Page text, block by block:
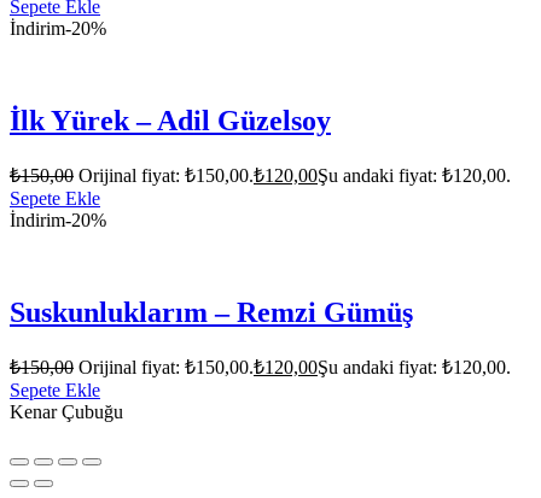
Sepete Ekle
İndirim-20%
İlk Yürek – Adil Güzelsoy
₺150,00 Orijinal fiyat: ₺150,00.₺120,00Şu andaki fiyat: ₺120,00.
Sepete Ekle
İndirim-20%
Suskunluklarım – Remzi Gümüş
₺150,00 Orijinal fiyat: ₺150,00.₺120,00Şu andaki fiyat: ₺120,00.
Sepete Ekle
Kenar Çubuğu